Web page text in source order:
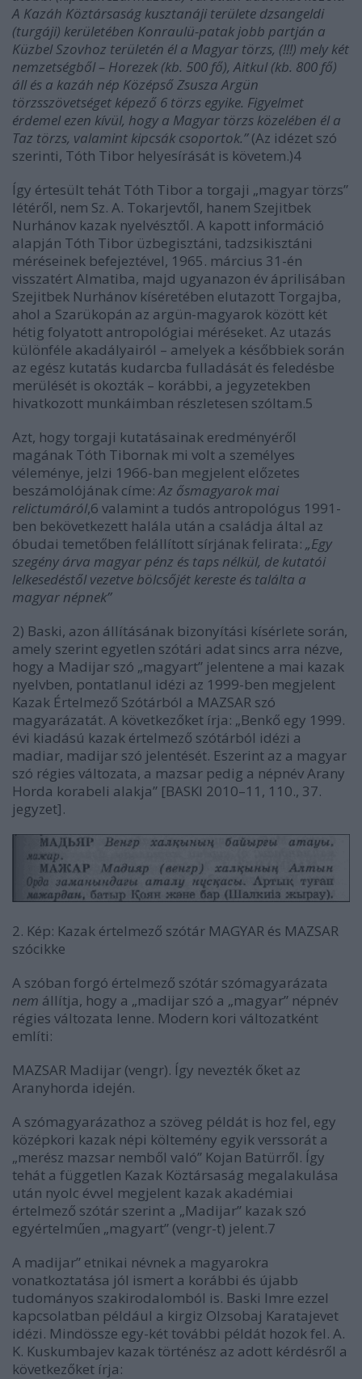
A Kazáh Köztársaság kusztanáji területe dzsangeldi
(turgáji) kerületében Konraulü-patak jobb partján a
Küzbel Szovhoz területén él a Magyar törzs, (!!!) mely két
nemzetségből – Horezek (kb. 500 fő), Aitkul (kb. 800 fő)
áll és a kazáh nép Középső Zsusza Argün
törzsszövetséget képező 6 törzs egyike. Figyelmet
érdemel ezen kívül, hogy a Magyar törzs közelében él a
Taz törzs, valamint kipcsák csoportok.”(Az idézet szó
szerinti, Tóth Tibor helyesírását is követem.)4
Így értesült tehát Tóth Tibor a torgaji „magyar törzs”
létéről, nem Sz. A. Tokarjevtől, hanem Szejitbek
Nurhánov kazak nyelvésztől. A kapott információ
alapján Tóth Tibor üzbegisztáni, tadzsikisztáni
méréseinek befejeztével, 1965. március 31-én
visszatért Almatiba, majd ugyanazon év áprilisában
Szejitbek Nurhánov kíséretében elutazott Torgajba,
ahol a Szarükopán az argün-magyarok között két
hétig folyatott antropológiai méréseket. Az utazás
különféle akadályairól – amelyek a későbbiek során
az egész kutatás kudarcba fulladását és feledésbe
merülését is okozták – korábbi, a jegyzetekben
hivatkozott munkáimban részletesen szóltam.5
Azt, hogy torgaji kutatásainak eredményéről
magának Tóth Tibornak mi volt a személyes
véleménye, jelzi 1966-ban megjelent előzetes
beszámolójának címe:Az ősmagyarok mai
relictumáról,6 valamint a tudós antropológus 1991-
ben bekövetkezett halála után a családja által az
óbudai temetőben felállított sírjának felirata: „Egy
szegény árva magyar pénz és taps nélkül, de kutatói
lelkesedéstől vezetve bölcsőjét kereste és találta a
magyar népnek”
2) Baski, azon állításának bizonyítási kísérlete során,
amely szerint egyetlen szótári adat sincs arra nézve,
hogy a Madijar szó „magyart” jelentene a mai kazak
nyelvben, pontatlanul idézi az 1999-ben megjelent
Kazak Értelmező Szótárból a MAZSAR szó
magyarázatát. A következőket írja: „Benkő egy 1999.
évi kiadású kazak értelmező szótárból idézi a
madiar, madijar szó jelentését. Eszerint az a magyar
szó régies változata, a mazsar pedig a népnév Arany
Horda korabeli alakja” [BASKI 2010–11, 110., 37.
jegyzet].
2. Kép: Kazak értelmező szótár MAGYAR és MAZSAR
szócikke
A szóban forgó értelmező szótár szómagyarázata
nem állítja, hogy a „madijar szó a „magyar” népnév
régies változata lenne. Modern kori változatként
említi:
MAZSAR Madijar (vengr). Így nevezték őket az
Aranyhorda idején.
A szómagyarázathoz a szöveg példát is hoz fel, egy
középkori kazak népi költemény egyik verssorát a
„merész mazsar nemből való” Kojan Batürről. Így
tehát a független Kazak Köztársaság megalakulása
után nyolc évvel megjelent kazak akadémiai
értelmező szótár szerint a „Madijar” kazak szó
egyértelműen „magyart” (vengr-t) jelent.7
A madijar” etnikai névnek a magyarokra
vonatkoztatása jól ismert a korábbi és újabb
tudományos szakirodalomból is. Baski Imre ezzel
kapcsolatban például a kirgiz Olzsobaj Karatajevet
idézi. Mindössze egy-két további példát hozok fel. A.
K. Kuskumbajev kazak történész az adott kérdésről a
következőket írja: